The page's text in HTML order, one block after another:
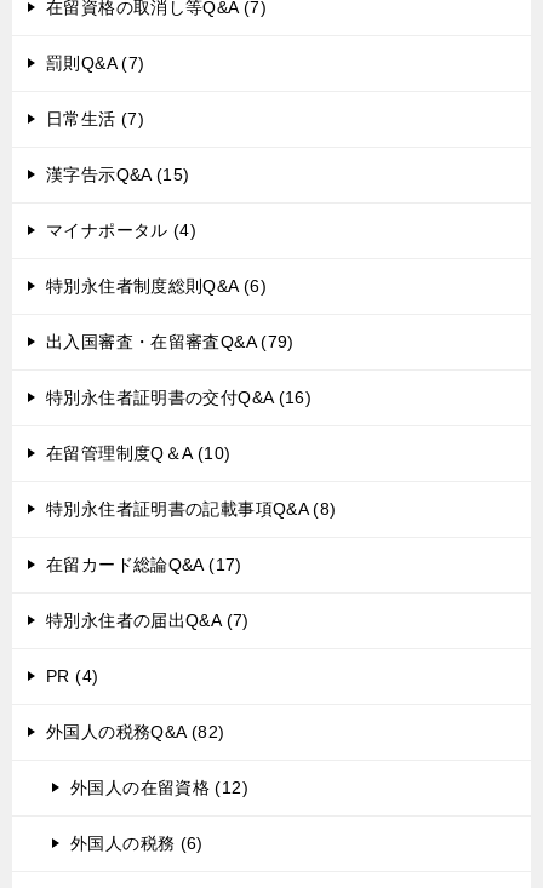
在留資格の取消し等Q&A (7)
罰則Q&A (7)
日常生活 (7)
漢字告示Q&A (15)
マイナポータル (4)
特別永住者制度総則Q&A (6)
出入国審査・在留審査Q&A (79)
特別永住者証明書の交付Q&A (16)
在留管理制度Q＆A (10)
特別永住者証明書の記載事項Q&A (8)
在留カード総論Q&A (17)
特別永住者の届出Q&A (7)
PR (4)
外国人の税務Q&A (82)
外国人の在留資格 (12)
外国人の税務 (6)